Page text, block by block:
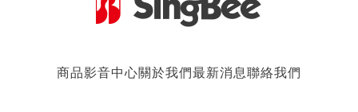
商品影音中心關於我們最新消息聯絡我們